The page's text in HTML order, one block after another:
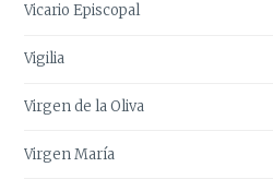
Vicario Episcopal
Vigilia
Virgen de la Oliva
Virgen María